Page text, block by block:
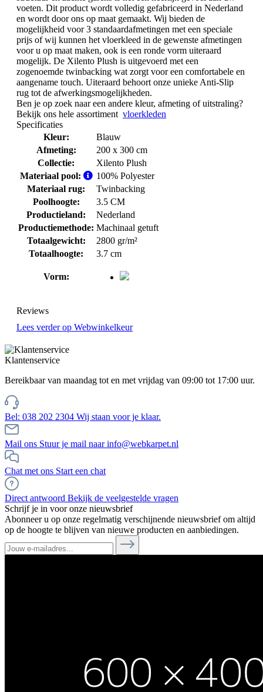
voeten. Dit product wordt volledig gefabriceerd in Nederland
en wordt door ons op maat gemaakt. Wij bieden de
mogelijkheid voor 3 standaardafmetingen met een speciale
prijs of wij kunnen het vloerkleed in de gewenste afmetingen
voor u op maat maken, ook is een ronde vorm uiteraard
mogelijk. De Xilento Plush is uitgevoerd met een
zogenoemde twinbacking wat zorgt voor een comfortabele en
aangename touch. Uiteraard behoort onze unieke Anti-Slip
rug tot de afwerkingsmogelijkheden.
Ben je op zoek naar een andere kleur, afmeting of uitstraling?
Bekijk ons hele assortiment vloerkleden
Specificaties
Kleur:
Blauw
Afmeting:
200 x 300 cm
Collectie:
Xilento Plush
Materiaal pool:
100% Polyester
Materiaal rug:
Twinbacking
Poolhoogte:
3.5 CM
Productieland:
Nederland
Productiemethode: Machinaal getuft
Totaalgewicht:
2800 gr/m²
Totaalhoogte:
3.7 cm
Vorm:
Reviews
Lees verder op Webwinkelkeur
Klantenservice
Bereikbaar van maandag tot en met vrijdag van 09:00 tot 17:00 uur.
Bel: 038 202 2304 Wij staan voor je klaar.
Mail ons Stuur je mail naar info@webkarpet.nl
Chat met ons Start een chat
Direct antwoord Bekijk de veelgestelde vragen
Schrijf je in voor onze nieuwsbrief
Abonneer u op onze regelmatig verschijnende nieuwsbrief om altijd
op de hoogte te blijven van nieuwe producten en aanbiedingen.